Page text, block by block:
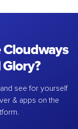
Cloudways
see for yourself
& apps on the